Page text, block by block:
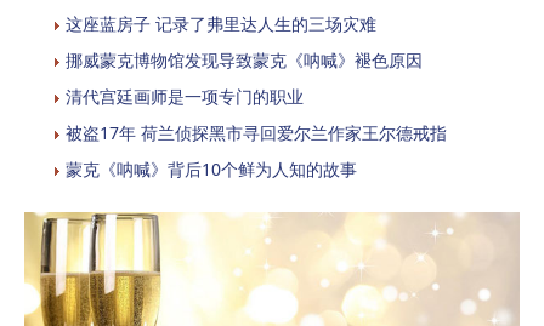
这座蓝房子 记录了弗里达人生的三场灾难
挪威蒙克博物馆发现导致蒙克《呐喊》褪色原因
清代宫廷画师是一项专门的职业
被盗17年 荷兰侦探黑市寻回爱尔兰作家王尔德戒指
蒙克《呐喊》背后10个鲜为人知的故事